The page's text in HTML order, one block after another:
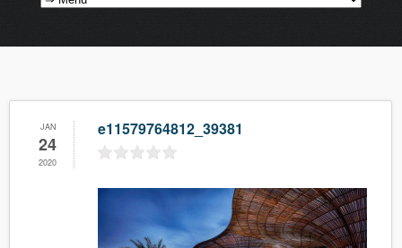
JAN
24
2020
e11579764812_39381